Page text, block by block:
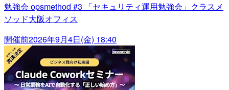
勉強会 opsmethod #3 「セキュリティ運用勉強会」クラスメ
ソッド大阪オフィス
開催前2026年9月4日(金) 18:40